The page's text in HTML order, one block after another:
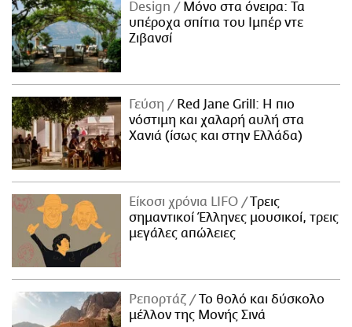
Design
Μόνο στα όνειρα: Τα
υπέροχα σπίτια του Ιμπέρ ντε
Ζιβανσί
Γεύση
Red Jane Grill: Η πιο
νόστιμη και χαλαρή αυλή στα
Χανιά (ίσως και στην Ελλάδα)
Είκοσι χρόνια LIFO
Tρεις
σημαντικοί Έλληνες μουσικοί, τρεις
μεγάλες απώλειες
Ρεπορτάζ
Το θολό και δύσκολο
μέλλον της Μονής Σινά